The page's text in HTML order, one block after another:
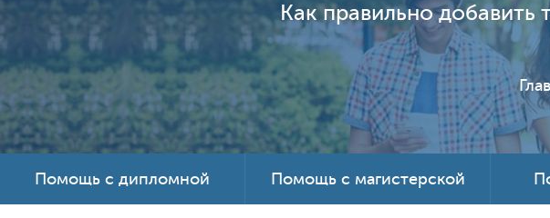
Как правильно добавить
Помощь с дипломной Помощь с магистерской